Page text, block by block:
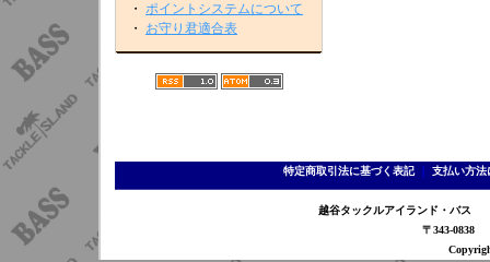
・ ポイントシステムについて
・ お守り君適合表
特定商取引法に基づく表記｜ 支払い方法
越谷タックルアイランド・バ
〒343-0838